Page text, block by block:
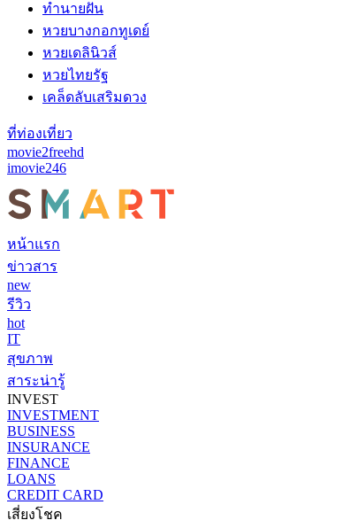
ทำนายฝัน
หวยบางกอกทูเดย์
หวยเดลินิวส์
หวยไทยรัฐ
เคล็ดลับเสริมดวง
ที่ท่องเที่ยว
movie2freehd
imovie246
หน้าแรก
ข่าวสาร
new
รีวิว
hot
IT
สุขภาพ
สาระน่ารู้
INVEST
INVESTMENT
BUSINESS
INSURANCE
FINANCE
LOANS
CREDIT CARD
เสี่ยงโชค